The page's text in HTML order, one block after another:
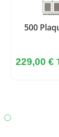
500
Prix
229,00 €